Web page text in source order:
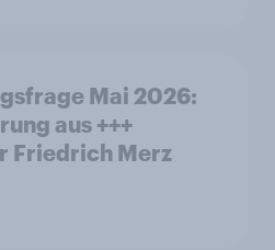
Mai 2026:
aus +++
Friedrich Merz